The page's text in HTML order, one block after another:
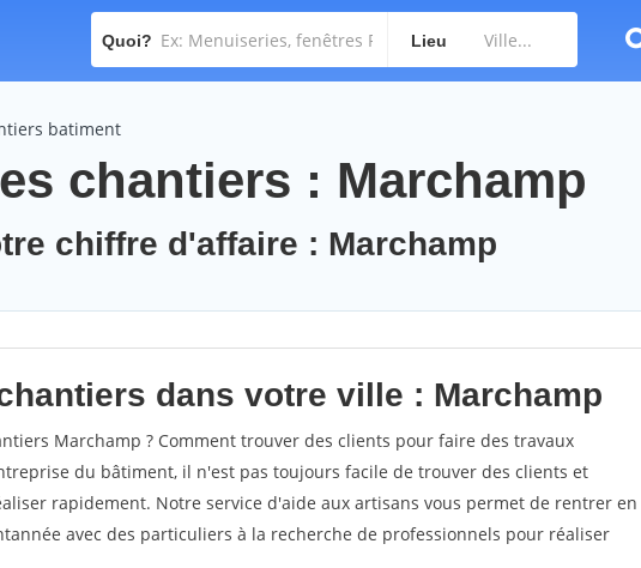
Quoi? Lieu
batiment
chantiers : Marchamp
chiffre d'affaire : Marchamp
dans votre ville : Marchamp
Marchamp ? Comment trouver des clients pour faire des travaux
du bâtiment, il n'est pas toujours facile de trouver des clients et
rapidement. Notre service d'aide aux artisans vous permet de rentrer en
avec des particuliers à la recherche de professionnels pour réaliser